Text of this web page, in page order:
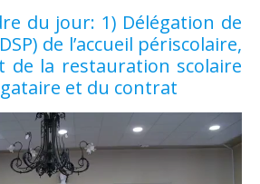
de l’accueil périscolaire,
de la restauration scolaire
et du contrat